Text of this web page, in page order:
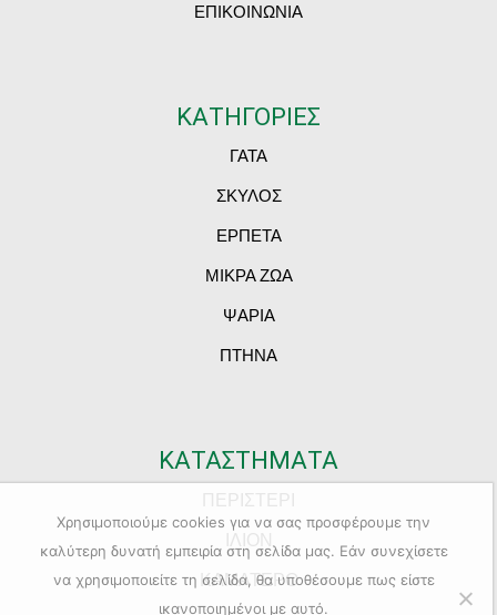
ΕΠΙΚΟΙΝΩΝΙΑ
ΚΑΤΗΓΟΡΙΕΣ
ΓΑΤΑ
ΣΚΥΛΟΣ
ΕΡΠΕΤΑ
ΜΙΚΡΑ ΖΩΑ
ΨΑΡΙΑ
ΠΤΗΝΑ
ΚΑΤΑΣΤΗΜΑΤΑ
ΚΑΜΑΤΕΡΟ
Χρησιμοποιούμε cookies για να σας προσφέρουμε την
καλύτερη δυνατή εμπειρία στη σελίδα μας. Εάν συνεχίσετε
να χρησιμοποιείτε τη σελίδα, θα υποθέσουμε πως είστε
ικανοποιημένοι με αυτό.